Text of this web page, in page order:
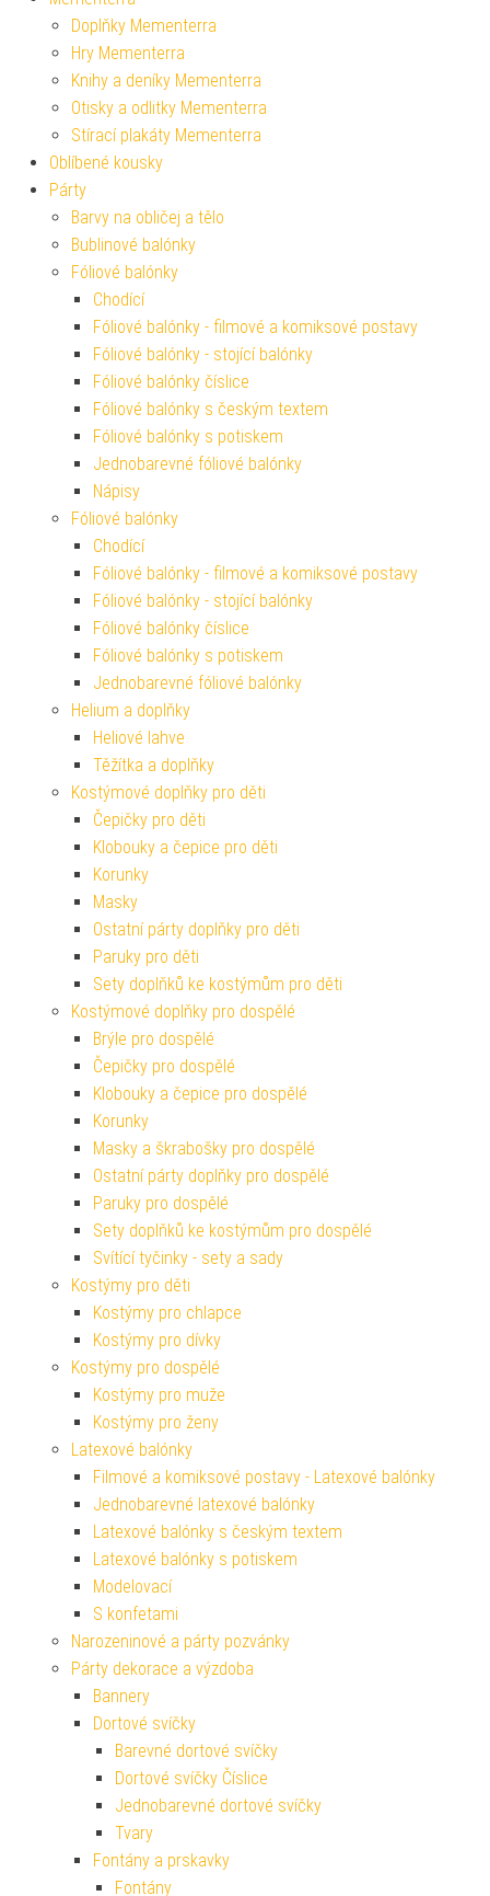
Doplňky Mementerra
Hry Mementerra
Knihy a deníky Mementerra
Otisky a odlitky Mementerra
Stírací plakáty Mementerra
Oblíbené kousky
Párty
Barvy na obličej a tělo
Bublinové balónky
Fóliové balónky
Chodící
Fóliové balónky - filmové a komiksové postavy
Fóliové balónky - stojící balónky
Fóliové balónky číslice
Fóliové balónky s českým textem
Fóliové balónky s potiskem
Jednobarevné fóliové balónky
Nápisy
Fóliové balónky
Chodící
Fóliové balónky - filmové a komiksové postavy
Fóliové balónky - stojící balónky
Fóliové balónky číslice
Fóliové balónky s potiskem
Jednobarevné fóliové balónky
Helium a doplňky
Heliové lahve
Těžítka a doplňky
Kostýmové doplňky pro děti
Čepičky pro děti
Klobouky a čepice pro děti
Korunky
Masky
Ostatní párty doplňky pro děti
Paruky pro děti
Sety doplňků ke kostýmům pro děti
Kostýmové doplňky pro dospělé
Brýle pro dospělé
Čepičky pro dospělé
Klobouky a čepice pro dospělé
Korunky
Masky a škrabošky pro dospělé
Ostatní párty doplňky pro dospělé
Paruky pro dospělé
Sety doplňků ke kostýmům pro dospělé
Svítící tyčinky - sety a sady
Kostýmy pro děti
Kostýmy pro chlapce
Kostýmy pro dívky
Kostýmy pro dospělé
Kostýmy pro muže
Kostýmy pro ženy
Latexové balónky
Filmové a komiksové postavy - Latexové balónky
Jednobarevné latexové balónky
Latexové balónky s českým textem
Latexové balónky s potiskem
Modelovací
S konfetami
Narozeninové a párty pozvánky
Párty dekorace a výzdoba
Bannery
Dortové svíčky
Barevné dortové svíčky
Dortové svíčky Číslice
Jednobarevné dortové svíčky
Tvary
Fontány a prskavky
Fontány